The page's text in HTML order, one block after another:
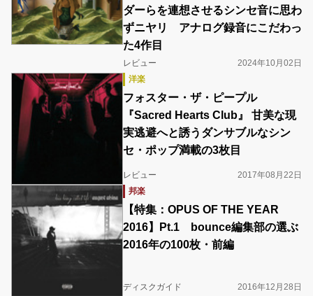
ダーらを連想させるシンセ音に思わ
ずニヤリ アナログ録音にこだわっ
た4作目
レビュー
2024年10月02日
洋楽
フォスター・ザ・ピープル
『Sacred Hearts Club』 甘美な現
実逃避へと誘うダンサブルなシン
セ・ポップ満載の3枚目
レビュー
2017年08月22日
邦楽
【特集：OPUS OF THE YEAR
2016】Pt.1 bounce編集部の選ぶ
2016年の100枚・前編
ディスクガイド
2016年12月28日